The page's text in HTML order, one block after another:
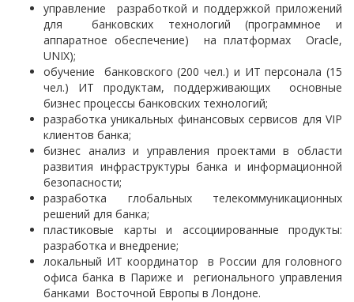
управление разработкой и поддержкой приложений
для банковских технологий (программное и
аппаратное обеспечение) на платформах Oracle,
UNIX);
обучение банковского (200 чел.) и ИТ персонала (15
чел.) ИТ продуктам, поддерживающих основные
бизнес процессы банковских технологий;
разработка уникальных финансовых сервисов для VIP
клиентов банка;
бизнес анализ и управления проектами в области
развития инфраструктуры банка и информационной
безопасности;
разработка глобальных телекоммуникационных
решений для банка;
пластиковые карты и ассоциированные продукты:
разработка и внедрение;
локальный ИТ координатор в России для головного
офиса банка в Париже и регионального управления
банками Восточной Европы в Лондоне.